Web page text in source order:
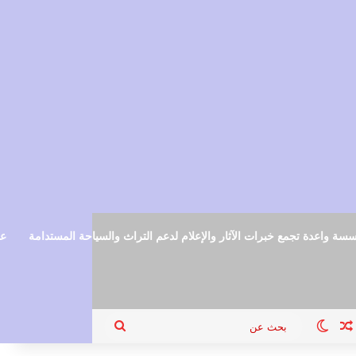
واعدة تجمع خبرات الآثار والإعلام لدعم التراث والسياحة المستدامة
الدخول
مقال عشوائي
الوضع المظلم
بحث